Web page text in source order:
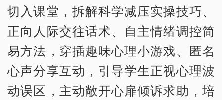
切入课堂，拆解科学减压实操技巧、
正向人际交往话术、自主情绪调控简
易方法，穿插趣味心理小游戏、匿名
心声分享互动，引导学生正视心理波
动误区，主动敞开心扉倾诉求助，培